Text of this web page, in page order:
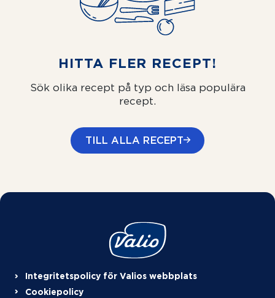
HITTA FLER RECEPT!
Sök olika recept på typ och läsa populära
recept.
TILL ALLA RECEPT
Integritetspolicy för Valios webbplats
Cookiepolicy